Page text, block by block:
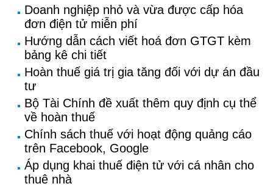
Doanh nghiệp nhỏ và vừa được cấp hóa
đơn điện tử miễn phí
Hướng dẫn cách viết hoá đơn GTGT kèm
bảng kê chi tiết
Hoàn thuế giá trị gia tăng đối với dự án đầu
tư
Bộ Tài Chính đề xuất thêm quy định cụ thể
về hoàn thuế
Chính sách thuế với hoạt động quảng cáo
trên Facebook, Google
Áp dụng khai thuế điện tử với cá nhân cho
thuê nhà